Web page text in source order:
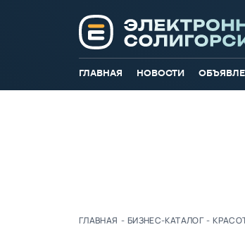
ГЛАВНАЯ НОВОСТИ
ГЛАВНАЯ - БИЗНЕС-КАТАЛОГ -